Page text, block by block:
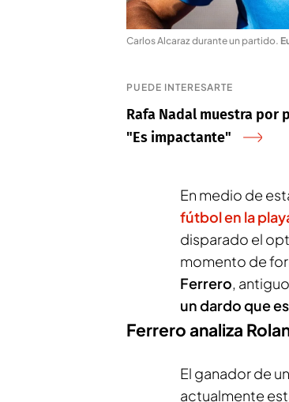
Carlos Alcaraz durante un partido.
PUEDE INTERESARTE
Rafa Nadal muestra por
"Es impactante"
En medio de
fútbol en la
disparado el
momento de
Ferrero,
un dardo que
Ferrero analiza
El ganador de
actualmente